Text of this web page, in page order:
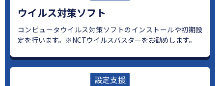
ウイルス対策ソフト
コンピュータウイルス対策ソフトのインストールや初期設
定を行います。※NCTウイルスバスターをお勧めします。
設定支援